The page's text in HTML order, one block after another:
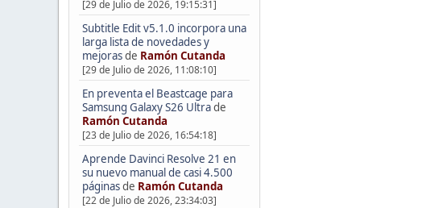
[29 de Julio de 2026, 19:15:31]
Subtitle Edit v5.1.0 incorpora una
larga lista de novedades y
mejorasde Ramón Cutanda
[29 de Julio de 2026, 11:08:10]
En preventa el Beastcage para
Samsung Galaxy S26 Ultrade
Ramón Cutanda
[23 de Julio de 2026, 16:54:18]
Aprende Davinci Resolve 21 en
su nuevo manual de casi 4.500
páginasde Ramón Cutanda
[22 de Julio de 2026, 23:34:03]